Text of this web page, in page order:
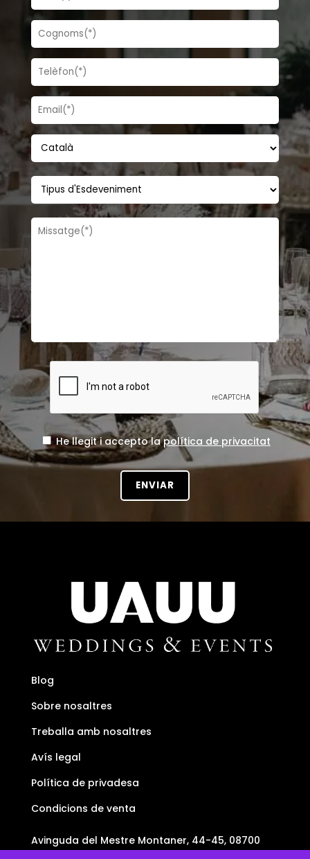
He llegit i accepto lapolítica de privacitat
Blog
Sobre nosaltres
Treballa amb nosaltres
Avís legal
Política de privadesa
Condicions de venta
Avinguda del Mestre Montaner, 44-45, 08700